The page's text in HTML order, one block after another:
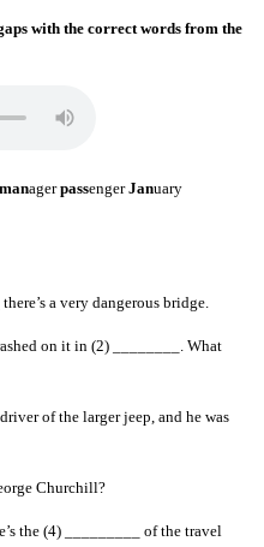
with the correct words from the
managerpassengerJanuary
a very dangerous bridge.
on it in (2) ________. What
of the larger jeep, and he was
Churchill?
the (4) _________ of the travel